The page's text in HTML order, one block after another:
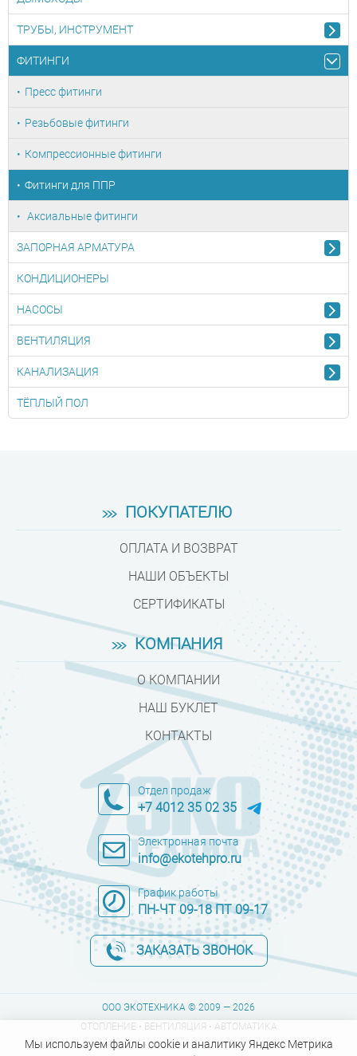
ТРУБЫ, ИНСТРУМЕНТ
ФИТИНГИ
Пресс фитинги
Резьбовые фитинги
Компрессионные фитинги
Фитинги для ППР
Аксиальные фитинги
ЗАПОРНАЯ АРМАТУРА
КОНДИЦИОНЕРЫ
НАСОСЫ
ВЕНТИЛЯЦИЯ
КАНАЛИЗАЦИЯ
ТЁПЛЫЙ ПОЛ
ПОКУПАТЕЛЮ
ОПЛАТА И ВОЗВРАТ
НАШИ ОБЪЕКТЫ
СЕРТИФИКАТЫ
КОМПАНИЯ
О КОМПАНИИ
НАШ БУКЛЕТ
КОНТАКТЫ
Отдел продаж
+7 4012 35 02 35
Электронная почта
info@ekotehpro.ru
График работы
ПН-ЧТ 09-18 ПТ 09-17
ЗАКАЗАТЬ ЗВОНОК
ООО ЭКОТЕХНИКА © 2009 — 2026
ОТОПЛЕНИЕ • ВЕНТИЛЯЦИЯ • АВТОМАТИКА
Мы используем файлы cookie и аналитику Яндекс Метрика